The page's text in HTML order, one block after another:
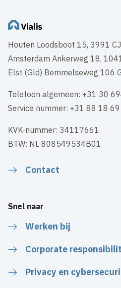
Houten Loodsboot 15, 3991 CJ
Amsterdam Ankerweg 18,
Elst (Gld) Bemmelseweg 106
Telefoon algemeen: +31 30
Service nummer: +31 88 18
KVK-nummer: 34117661
BTW: NL 808549534B01
Contact
Snel naar
Werken bij
Corporate
Privacy en